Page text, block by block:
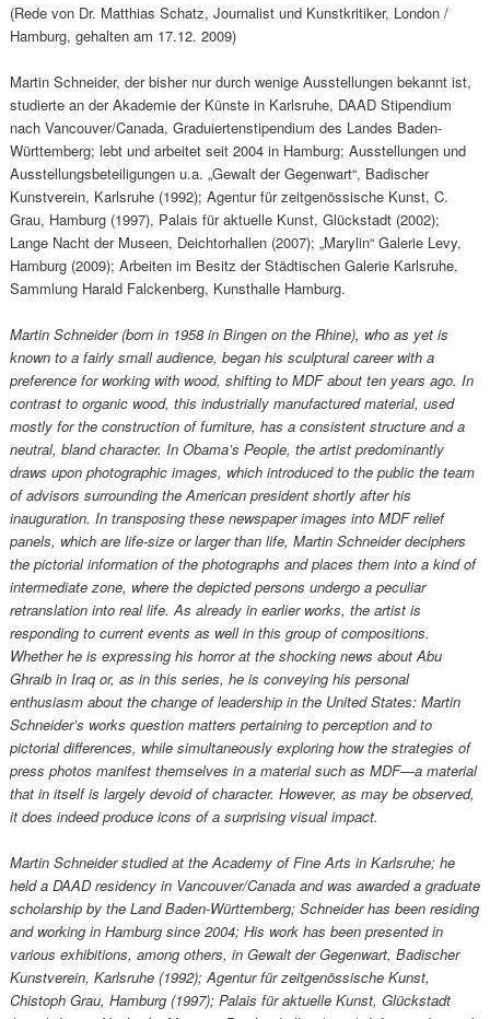
(Rede von Dr. Matthias Schatz, Journalist und Kunstkritiker, London /
Hamburg, gehalten am 17.12. 2009)
Martin Schneider, der bisher nur durch wenige Ausstellungen bekannt ist,
studierte an der Akademie der Künste in Karlsruhe, DAAD Stipendium
nach Vancouver/Canada, Graduiertenstipendium des Landes Baden-
Württemberg; lebt und arbeitet seit 2004 in Hamburg; Ausstellungen und
Ausstellungsbeteiligungen u.a. „Gewalt der Gegenwart“, Badischer
Kunstverein, Karlsruhe (1992); Agentur für zeitgenössische Kunst, C.
Grau, Hamburg (1997), Palais für aktuelle Kunst, Glückstadt (2002);
Lange Nacht der Museen, Deichtorhallen (2007); „Marylin“ Galerie Levy,
Hamburg (2009); Arbeiten im Besitz der Städtischen Galerie Karlsruhe,
Sammlung Harald Falckenberg, Kunsthalle Hamburg.
Martin Schneider (born in 1958 in Bingen on the Rhine), who as yet is
known to a fairly small audience, began his sculptural career with a
preference for working with wood, shifting to MDF about ten years ago. In
contrast to organic wood, this industrially manufactured material, used
mostly for the construction of furniture, has a consistent structure and a
neutral, bland character. In Obama’s People, the artist predominantly
draws upon photographic images, which introduced to the public the team
of advisors surrounding the American president shortly after his
inauguration. In transposing these newspaper images into MDF relief
panels, which are life-size or larger than life, Martin Schneider deciphers
the pictorial information of the photographs and places them into a kind of
intermediate zone, where the depicted persons undergo a peculiar
retranslation into real life. As already in earlier works, the artist is
responding to current events as well in this group of compositions.
Whether he is expressing his horror at the shocking news about Abu
Ghraib in Iraq or, as in this series, he is conveying his personal
enthusiasm about the change of leadership in the United States: Martin
Schneider’s works question matters pertaining to perception and to
pictorial differences, while simultaneously exploring how the strategies of
press photos manifest themselves in a material such as MDF—a material
that in itself is largely devoid of character. However, as may be observed,
it does indeed produce icons of a surprising visual impact.
Martin Schneider studied at the Academy of Fine Arts in Karlsruhe; he
held a DAAD residency in Vancouver/Canada and was awarded a graduate
scholarship by the Land Baden-Württemberg; Schneider has been residing
and working in Hamburg since 2004; His work has been presented in
various exhibitions, among others, in Gewalt der Gegenwart, Badischer
Kunstverein, Karlsruhe (1992); Agentur für zeitgenössische Kunst,
Chistoph Grau, Hamburg (1997); Palais für aktuelle Kunst, Glückstadt